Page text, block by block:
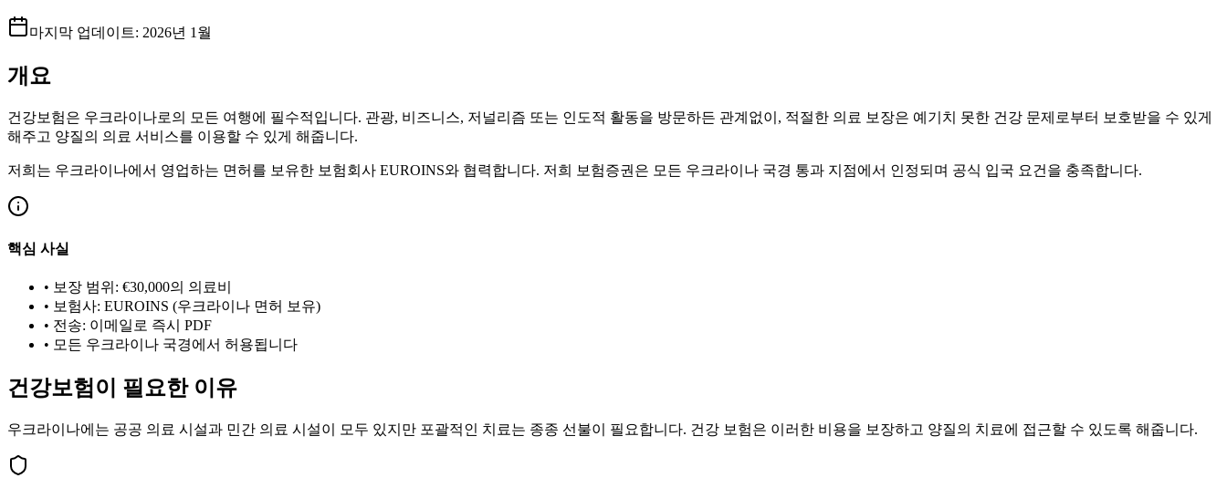
마지막 업데이트: 2026년 1월
개요
건강보험은 우크라이나로의 모든 여행에 필수적입니다. 관광, 비즈니스, 저널리즘 또는 인도적 활동을 방문하든 관계없이, 적절한 의료 보장은 예기치 못한 건강 문제로부터 보호받을 수 있게
해주고 양질의 의료 서비스를 이용할 수 있게 해줍니다.
저희는 우크라이나에서 영업하는 면허를 보유한 보험회사 EUROINS와 협력합니다. 저희 보험증권은 모든 우크라이나 국경 통과 지점에서 인정되며 공식 입국 요건을 충족합니다.
핵심 사실
• 보장 범위: €30,000의 의료비
• 보험사: EUROINS (우크라이나 면허 보유)
• 전송: 이메일로 즉시 PDF
• 모든 우크라이나 국경에서 허용됩니다
건강보험이 필요한 이유
우크라이나에는 공공 의료 시설과 민간 의료 시설이 모두 있지만 포괄적인 치료는 종종 선불이 필요합니다. 건강 보험은 이러한 비용을 보장하고 양질의 치료에 접근할 수 있도록 해줍니다.